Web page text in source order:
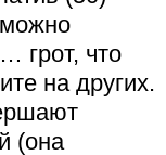
грот, что
на других.
(она